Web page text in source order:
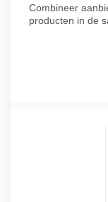
Combineer
producten in de